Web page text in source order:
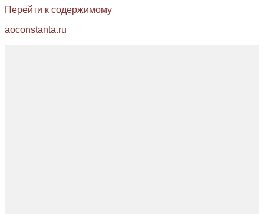
Перейти к содержимому
aoconstanta.ru